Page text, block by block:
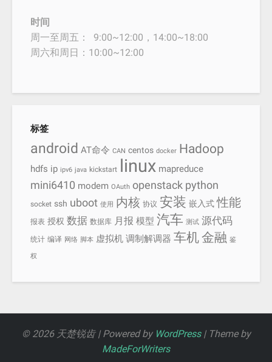
时间
周一至周五： 9:00~12:00，14:00~18:00
周六和周日：10:00~12:00
标签
android AT命令 CAN centos docker Hadoop
hdfs ip ipv6 java kickstart linux mapreduce
mini6410 modem OAuth openstack python
socket ssh uboot 使用 内核 协议 安装 嵌入式 性能
报表 授权 数据 数据库 月报 模型 汽车 测试 源代码
统计 编译 网络 脚本 虚拟机 调制解调器 车机金融 鉴
权
© 2026 天楚锐齿 | Powered by WordPress| Theme by
MadeForWriters